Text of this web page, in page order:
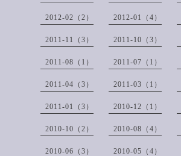
2012-02（2） 2012-01（4）
2011-11（3） 2011-10（3）
2011-08（1） 2011-07（1）
2011-04（3） 2011-03（1）
2011-01（3） 2010-12（1）
2010-10（2） 2010-08（4）
2010-06（3） 2010-05（4）